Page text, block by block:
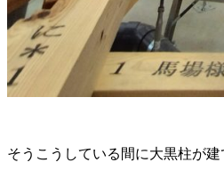
そうこうしている間に大黒柱が建